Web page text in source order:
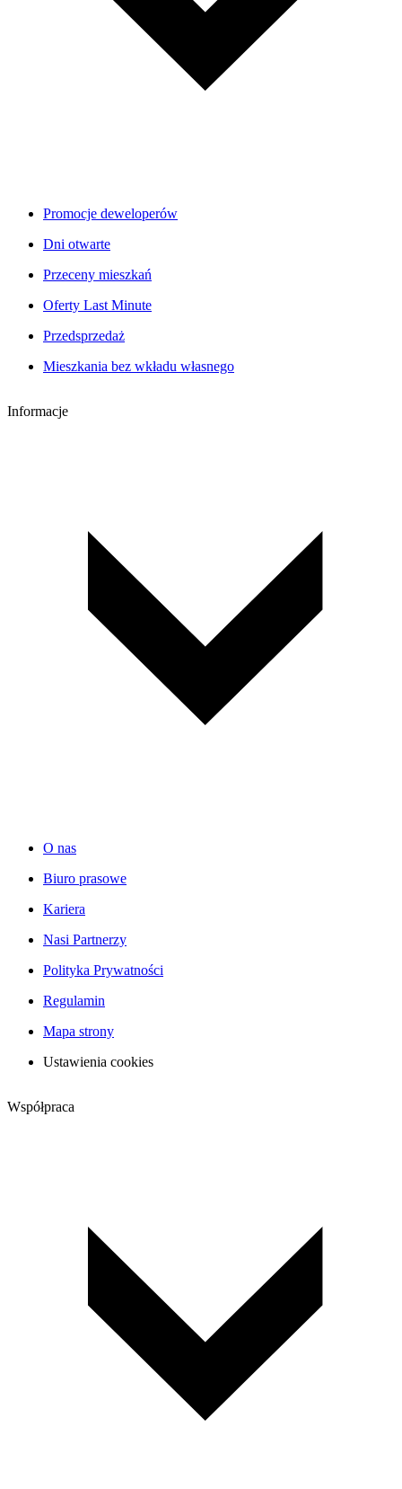
Promocje deweloperów
Dni otwarte
Przeceny mieszkań
Oferty Last Minute
Przedsprzedaż
Mieszkania bez wkładu własnego
Informacje
O nas
Biuro prasowe
Kariera
Nasi Partnerzy
Polityka Prywatności
Regulamin
Mapa strony
Ustawienia cookies
Współpraca